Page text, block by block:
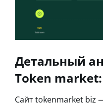
Детальный
Token
Сайт tokenmarket biz